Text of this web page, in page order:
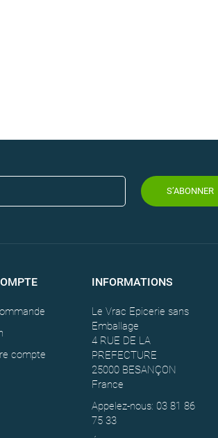
S’ABONNER
compte
INFORMATIONS
Le Vrac Epicerie sans
Emballage
4 RUE DE LA
PREFECTURE
25000 BESANÇON
France
Appelez-nous: 03 81 86
75 33